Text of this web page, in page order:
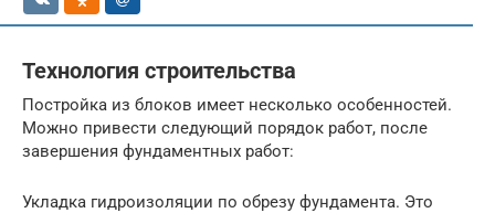
Технология строительства
Постройка из блоков имеет несколько особенностей.
Можно привести следующий порядок работ, после
завершения фундаментных работ:
Укладка гидроизоляции по обрезу фундамента. Это